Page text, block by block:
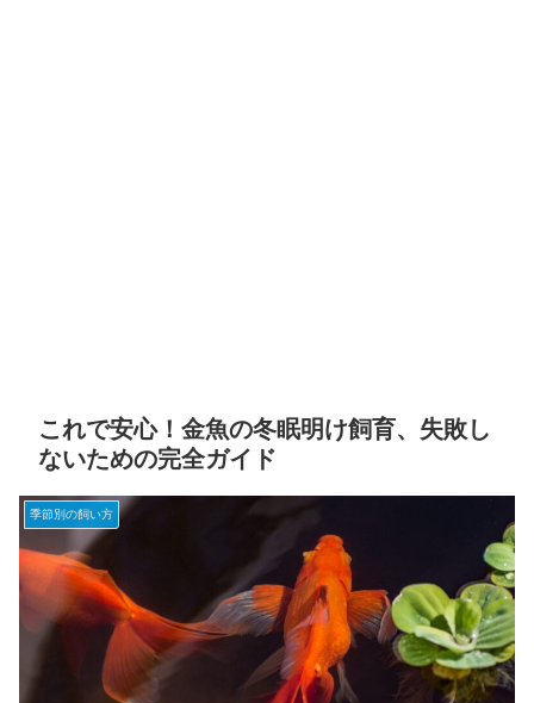
これで安心！金魚の冬眠明け飼育、失敗し
ないための完全ガイド
季節別の飼い方